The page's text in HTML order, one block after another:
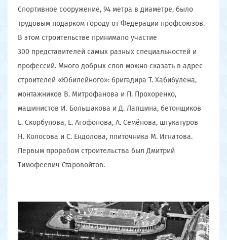
Спортивное сооружение, 94 метра в диаметре, было
трудовым подарком городу от Федерации профсоюзов.
В этом строительстве принимало участие
300 представителей самых разных специальностей и
профессий. Много добрых слов можно сказать в адрес
строителей «Юбилейного»: бригадира Т. Хабибулена,
монтажников В. Митрофанова и П. Прохоренко,
машинистов И. Большакова и Д. Лапшина, бетонщиков
Е. Скорбунова, Е. Агофонова, А. Семёнова, штукатуров
Н. Колосова и С. Ендолова, плиточника М. Игнатова.
Первым прорабом строительства был Дмитрий
Тимофеевич Старовойтов.